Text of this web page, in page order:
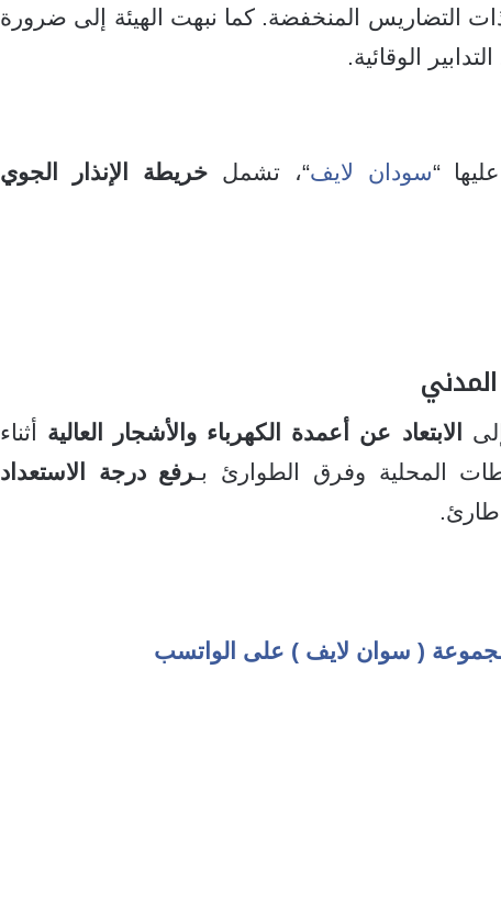
التضاريس المنخفضة. كما نبهت الهيئة إلى ضرورة
الوقائية.
“سودان لايف“، تشملخريطة الإنذار الجوي
الابتعاد عن أعمدة الكهرباء والأشجار العالية أثناء
المحلية وفرق الطوارئ بـرفع درجة الاستعداد
طارئ.
( سوان لايف ) على الواتسب